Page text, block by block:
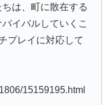
は、町に散在する
イバルしていくこ
プレイに対応して
15159195.html